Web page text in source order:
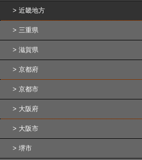
近畿地方
三重県
滋賀県
京都府
京都市
大阪府
大阪市
堺市